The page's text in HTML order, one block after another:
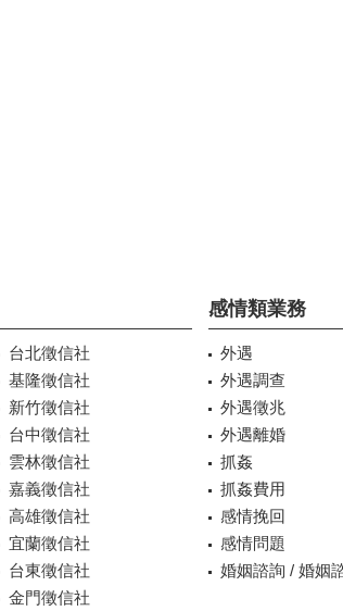
台北徵信社
基隆徵信社
新竹徵信社
台中徵信社
雲林徵信社
嘉義徵信社
高雄徵信社
宜蘭徵信社
台東徵信社
金門徵信社
感情類業務
外遇
外遇調查
外遇徵兆
外遇離婚
抓姦
抓姦費用
感情挽回
感情問題
婚姻諮詢 / 婚姻